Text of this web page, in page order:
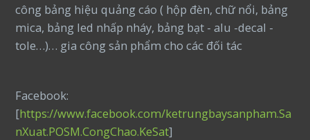
công bảng hiệu quảng cáo ( hộp đèn, chữ nổi, bảng
mica, bảng led nhấp nháy, bảng bạt - alu -decal -
tole…)… gia công sản phẩm cho các đối tác
Facebook:
[https://www.facebook.com/ketrungbaysanpham.Sa
nXuat.POSM.CongChao.KeSat]